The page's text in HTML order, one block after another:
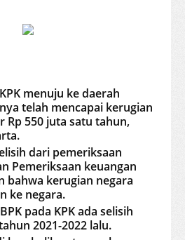
menuju ke daerah
telah mencapai kerugian
Rp 550 juta satu tahun,
dari pemeriksaan
Pemeriksaan keuangan
bahwa kerugian negara
ke negara.
pada KPK ada selisih
2021-2022 lalu.